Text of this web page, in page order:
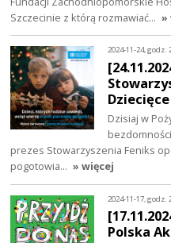
Szczecinie z którą rozmawiać… »
2024-11-24, godz.
Dzisiaj w
prezes Stowarzyszenia Feniks
pogotowia… » więcej
2024-11-17, godz.
Polska